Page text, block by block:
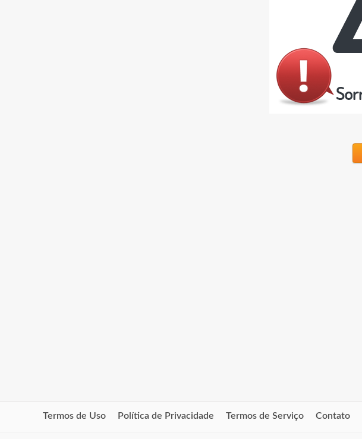
Termos de Uso Política de Privacidade Termos de Serviço Contato